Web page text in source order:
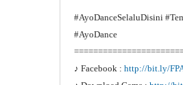
#AyoDanceSelaluDisini
#AyoDance
♪ Facebook : http://bit.ly/